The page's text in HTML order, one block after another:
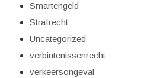
Smartengeld
Strafrecht
Uncategorized
verbintenissenrecht
verkeersongeval